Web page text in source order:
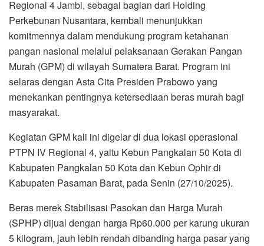
Regional 4 Jambi, sebagai bagian dari Holding
Perkebunan Nusantara, kembali menunjukkan
komitmennya dalam mendukung program ketahanan
pangan nasional melalui pelaksanaan Gerakan Pangan
Murah (GPM) di wilayah Sumatera Barat. Program ini
selaras dengan Asta Cita Presiden Prabowo yang
menekankan pentingnya ketersediaan beras murah bagi
masyarakat.
Kegiatan GPM kali ini digelar di dua lokasi operasional
PTPN IV Regional 4, yaitu Kebun Pangkalan 50 Kota di
Kabupaten Pangkalan 50 Kota dan Kebun Ophir di
Kabupaten Pasaman Barat, pada Senin (27/10/2025).
Beras merek Stabilisasi Pasokan dan Harga Murah
(SPHP) dijual dengan harga Rp60.000 per karung ukuran
5 kilogram, jauh lebih rendah dibanding harga pasar yang